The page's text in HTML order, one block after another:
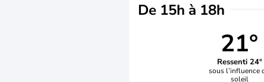
De 15h à 18h
21°
Ressenti 24°
sous l’influence
soleil